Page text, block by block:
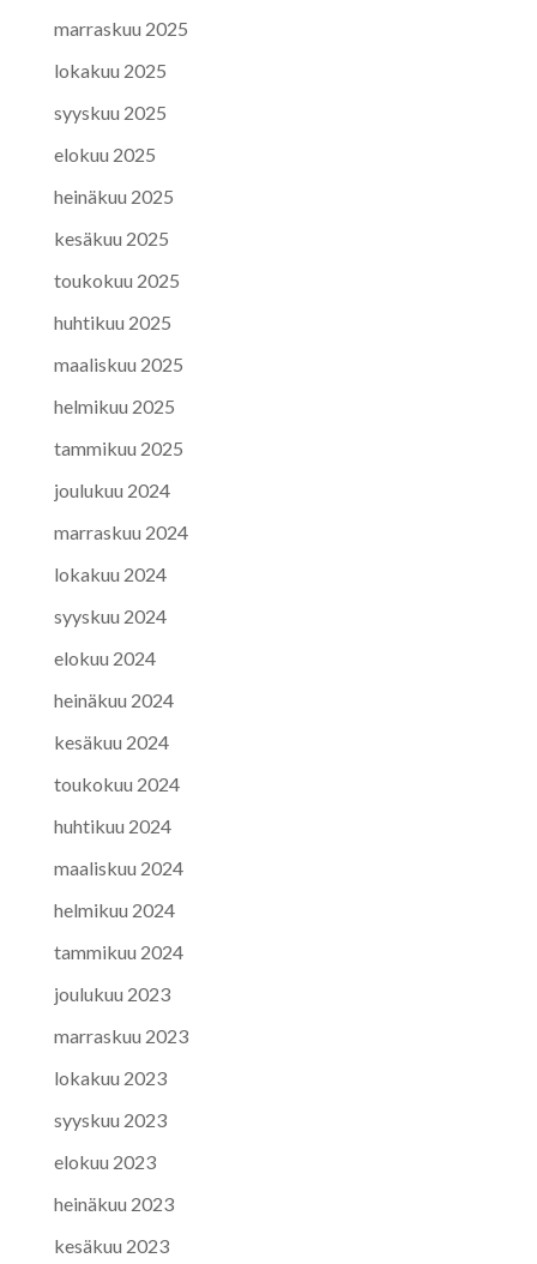
marraskuu 2025
lokakuu 2025
syyskuu 2025
elokuu 2025
heinäkuu 2025
kesäkuu 2025
toukokuu 2025
huhtikuu 2025
maaliskuu 2025
helmikuu 2025
tammikuu 2025
joulukuu 2024
marraskuu 2024
lokakuu 2024
syyskuu 2024
elokuu 2024
heinäkuu 2024
kesäkuu 2024
toukokuu 2024
huhtikuu 2024
maaliskuu 2024
helmikuu 2024
tammikuu 2024
joulukuu 2023
marraskuu 2023
lokakuu 2023
syyskuu 2023
elokuu 2023
heinäkuu 2023
kesäkuu 2023